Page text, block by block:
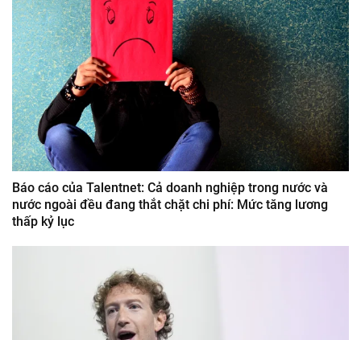
Báo cáo của Talentnet: Cả doanh nghiệp trong nước và
nước ngoài đều đang thắt chặt chi phí: Mức tăng lương
thấp kỷ lục